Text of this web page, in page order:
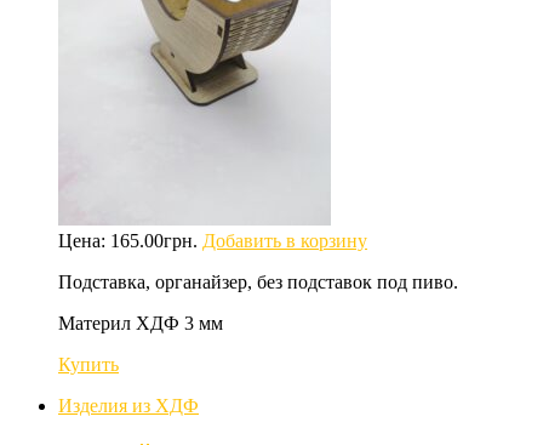
Цена: 165.00грн. Добавить в корзину
Подставка, органайзер, без подставок под пиво.
Материл ХДФ 3 мм
Купить
Изделия из ХДФ